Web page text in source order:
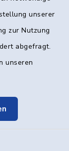
unserer
zur Nutzung
abgefragt.
unseren